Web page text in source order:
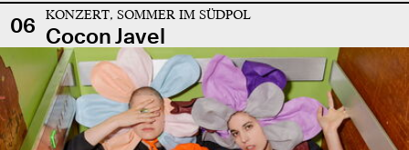
06 KONZERT, SOMMER IM SÜDPOL
Cocon Javel